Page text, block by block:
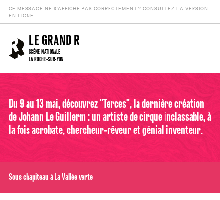
CE MESSAGE NE S’AFFICHE PAS CORRECTEMENT ? CONSULTEZ LA VERSION
EN LIGNE
LE GRAND R
SCÈNE NATIONALE
LA ROCHE-SUR-YON
Du 9 au 13 mai, découvrez "Terces", la dernière création
de Johann Le Guillerm : un artiste de cirque inclassable, à
la fois acrobate, chercheur-rêveur et génial inventeur.
Sous chapiteau à La Vallée verte